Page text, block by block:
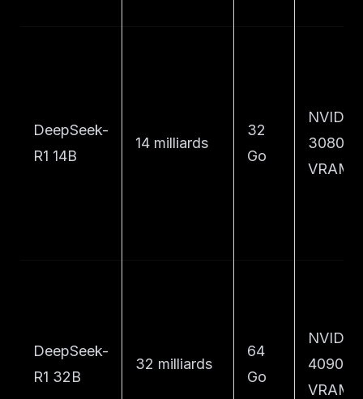
DeepSeek-
R1 14B
14 milliards
32
Go
NVIDIA
3080
VRAM)
DeepSeek-
R1 32B
32 milliards
64
Go
NVIDIA
4090
VRAM)